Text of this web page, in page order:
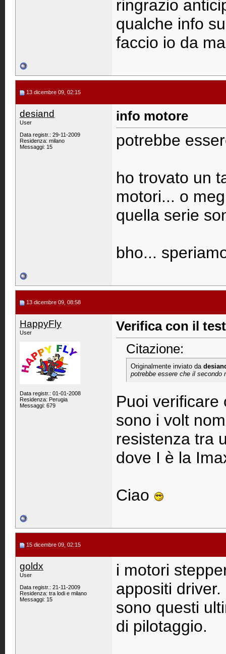
ringrazio
qualche info
faccio io da
13 dicembre 09, 02:15
desiand
User
Data registr.: 29-11-2009
Residenza: milano
Messaggi: 15
info motore
potrebbe
ho trovato un
motori... o
quella serie
bho...
13 dicembre 09, 08:58
HappyFly
User
Data registr.: 01-01-2008
Residenza: Perugia
Messaggi: 679
Verifica con il
Citazione:
Originalmente inviato da
potrebbe essere che il secondo
Puoi verificare
sono i volt
resistenza tra
dove I è la
Ciao
15 dicembre 09, 02:15
goldx
User
Data registr.: 21-11-2009
Residenza: tra lodi e milano
Messaggi: 15
i motori
appositi driver.
sono questi
di pilotaggio.